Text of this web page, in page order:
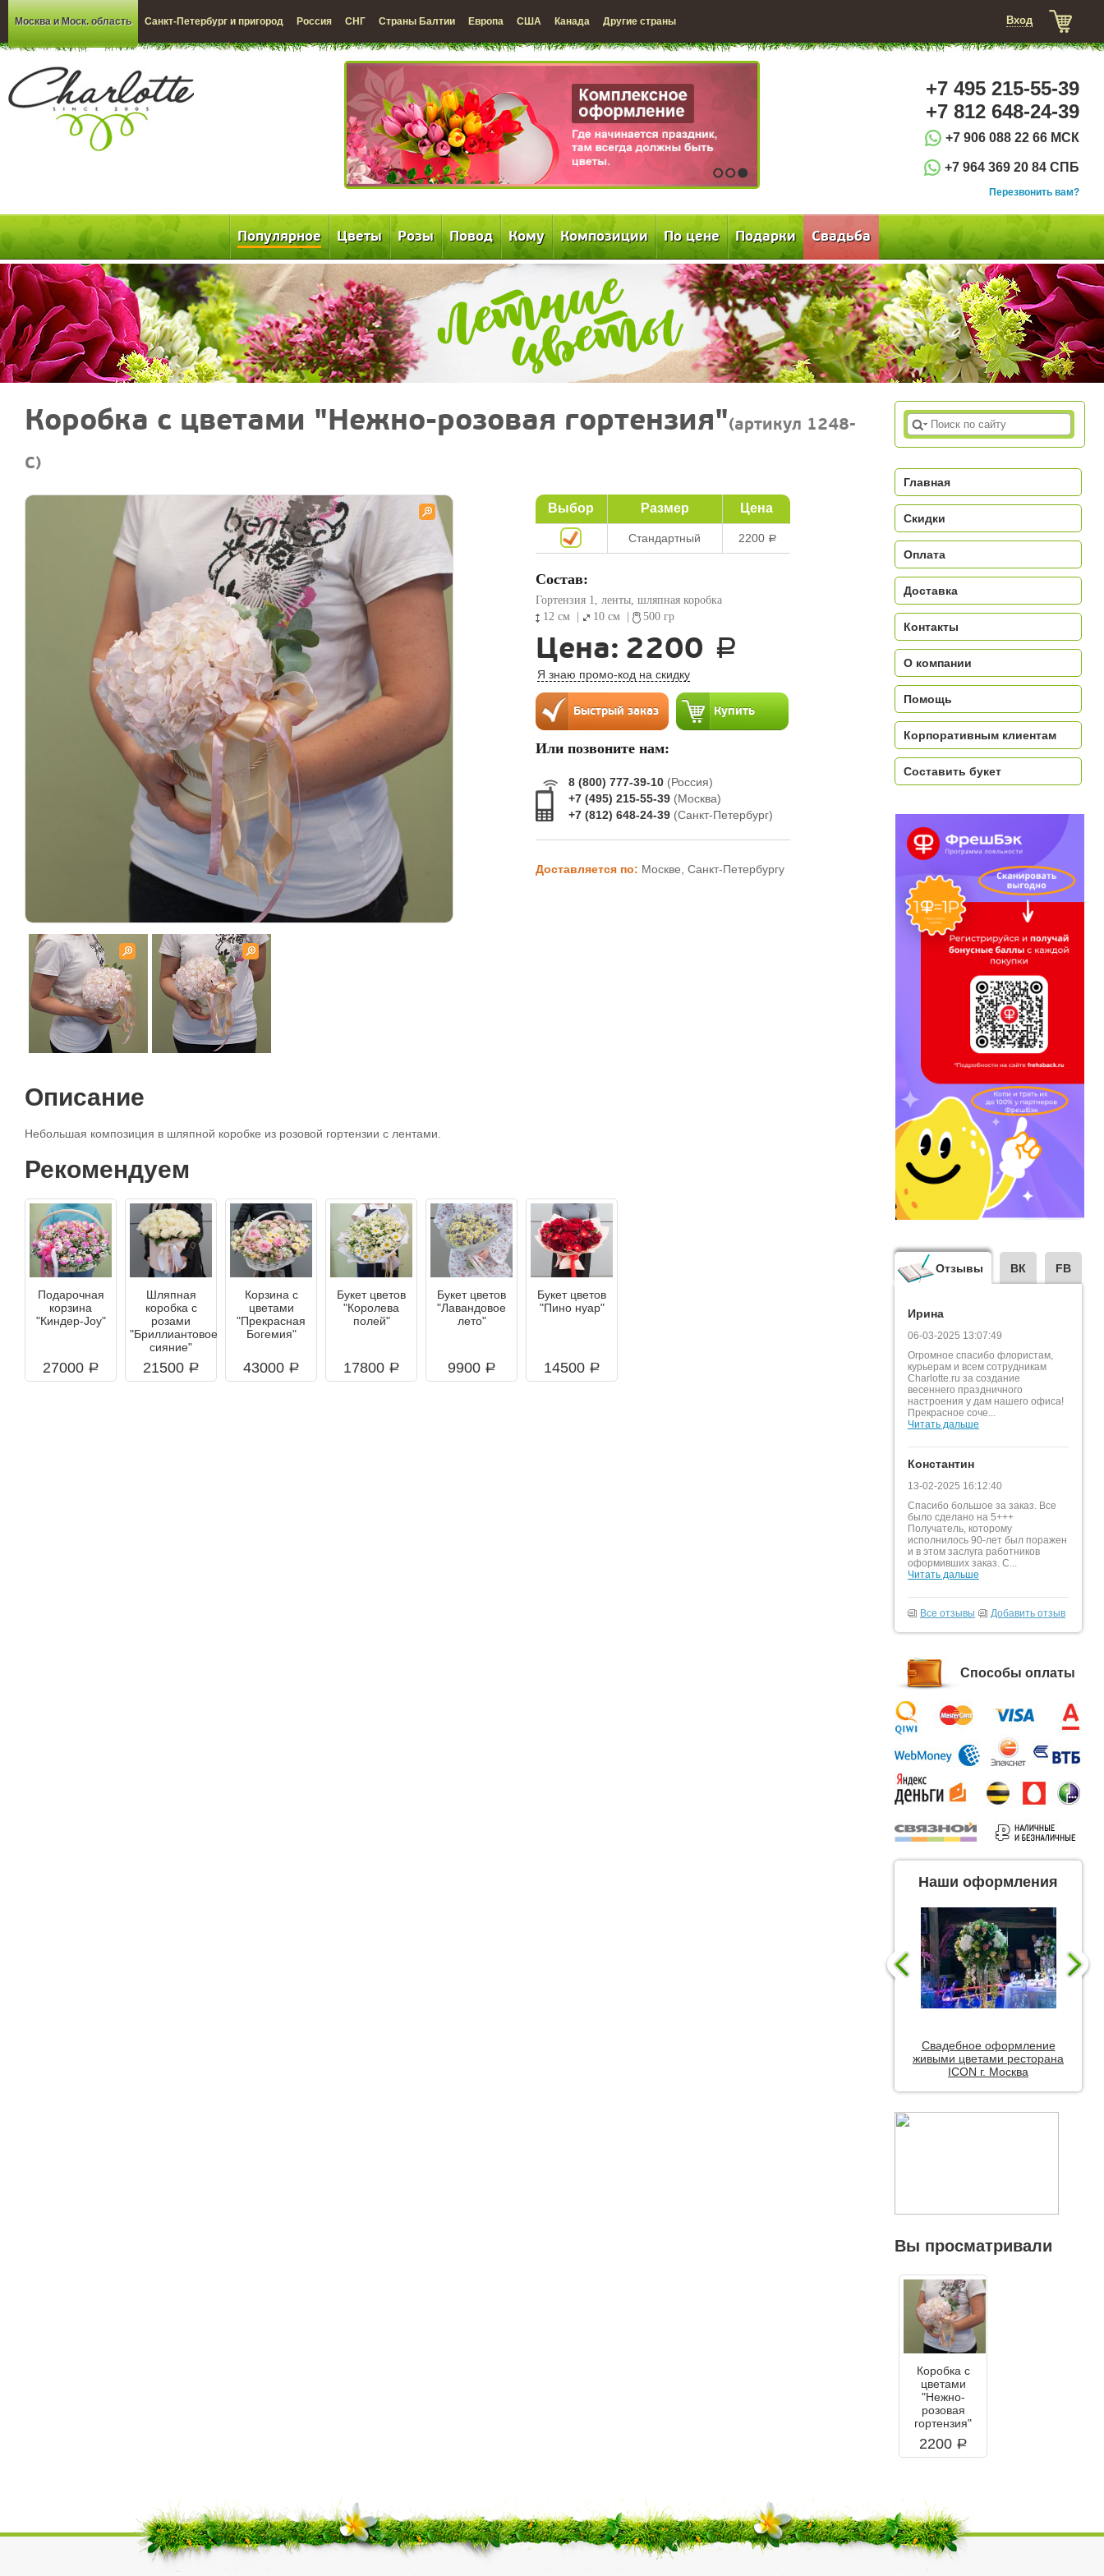
Москва и Моск. область Санкт-Петербург и пригород Россия СНГ Страны Балтии Европа США Канада Другие страны Вход
1 2 3
+7 495 215-55-39
+7 812 648-24-39
+7 906 088 22 66 МСК
+7 964 369 20 84 СПБ
Перезвонить вам?
Популярное Цветы Розы Повод Кому Композиции По цене Подарки Свадьба
Коробка с цветами "Нежно-розовая гортензия"(артикул 1248-
C)
Выбор Размер Цена
Стандартный 2200 a
Состав:
Гортензия 1, ленты, шляпная коробка
12 см
10 см 500 гр
Цена: 2200 a
Я знаю промо-код на скидку
Или позвоните нам:
8 (800) 777-39-10 (Россия)
+7 (495) 215-55-39 (Москва)
+7 (812) 648-24-39 (Санкт-Петербург)
Доставляется по: Москве, Санкт-Петербургу
Описание
Небольшая композиция в шляпной коробке из розовой гортензии с лентами.
Рекомендуем
Подарочная
корзина
"Киндер-Joy"
27000 a
Шляпная
коробка с
розами
"Бриллиантовое
сияние"
21500 a
Корзина с
цветами
"Прекрасная
Богемия"
43000 a
Букет цветов
"Королева
полей"
17800 a
Букет цветов
"Лавандовое
лето"
9900 a
Букет цветов
"Пино нуар"
14500 a
Главная
Скидки
Оплата
Доставка
Контакты
О компании
Помощь
Корпоративным клиентам
Составить букет
Отзывы ВК FB
Ирина
06-03-2025 13:07:49
Огромное спасибо флористам,
курьерам и всем сотрудникам
Charlotte.ru за создание
весеннего праздничного
настроения у дам нашего офиса!
Прекрасное соче...
Читать дальше
Константин
13-02-2025 16:12:40
Спасибо большое за заказ. Все
было сделано на 5+++
Получатель, которому
исполнилось 90-лет был поражен
и в этом заслуга работников
оформивших заказ. С...
Читать дальше
Все отзывы Добавить отзыв
Способы оплаты
Наши оформления
Свадебное оформление
живыми цветами ресторана
ICON г. Москва
Вы просматривали
Коробка с
цветами
"Нежно-
розовая
гортензия"
2200 a